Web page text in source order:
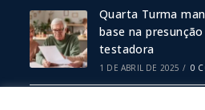
Quarta Turma
base na
testadora
1 DE ABRIL DE 2025 / 0